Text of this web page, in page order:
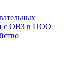
с ОВЗ в ПОО